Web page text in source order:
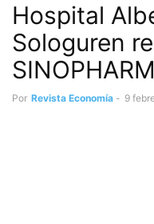
Hospital
Sologuren
SINOPHARM
Por Revista Economía - 9